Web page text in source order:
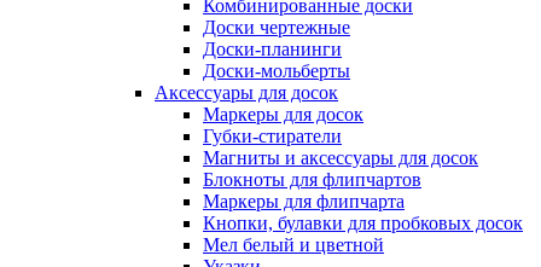
Комбинированные доски
Доски чертежные
Доски-планинги
Доски-мольберты
Аксессуары для досок
Маркеры для досок
Губки-стиратели
Магниты и аксессуары для досок
Блокноты для флипчартов
Маркеры для флипчарта
Кнопки, булавки для пробковых досок
Мел белый и цветной